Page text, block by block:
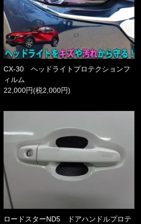
CX-30 ヘッドライトプロテクションフ
ィルム
22,000円(税2,000円)
ロードスターND5 ドアハンドルプロテ